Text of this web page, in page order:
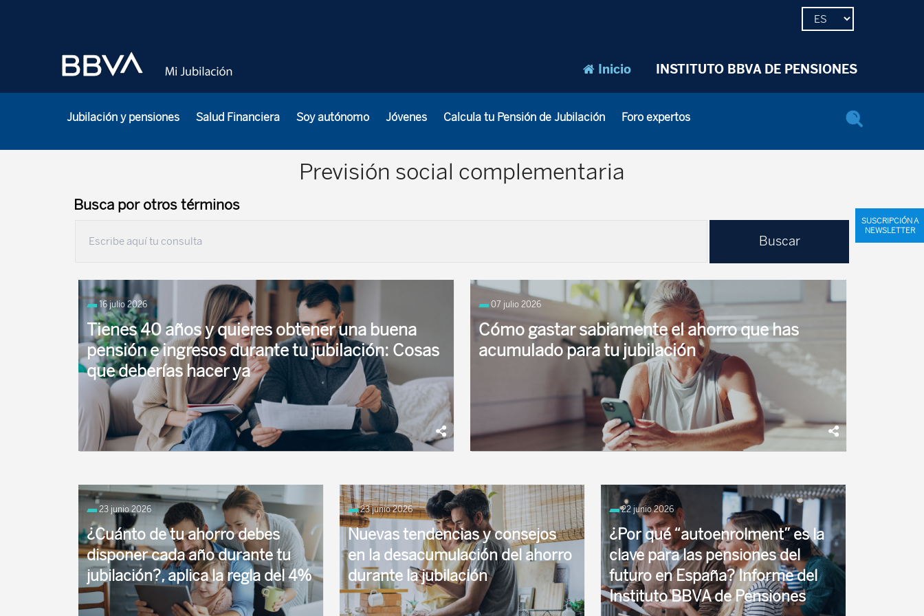
Inicio INSTITUTO BBVA DE PENSIONES
Jubilación y pensiones Salud Financiera Soy autónomo Jóvenes Calcula tu Pensión de Jubilación Foro expertos
Previsión social complementaria
Busca por otros términos
16 julio 2026
Tienes 40 años y quieres obtener una buena
pensión e ingresos durante tu jubilación: Cosas
que deberías hacer ya
Llegar a los 40 años suele ser un momento de balance. Miras atrás y ves el
camino recorrido y logros obtenidos, pero también empiezas ...
07 julio 2026
Cómo gastar sabiamente el ahorro que has
acumulado para tu jubilación
A diferencia de la acumulación, donde el objetivo es hacer crecer la riqueza
personal, la desacumulación se enfoca en retirar nuestros ahorros para
garantizar ...
23 junio 2026
¿Cuánto de tu ahorro debes
disponer cada año durante tu
jubilación?, aplica la regla del 4%
23 junio 2026
Nuevas tendencias y consejos
en la desacumulación del ahorro
durante la jubilación
22 junio 2026
¿Por qué “autoenrolment” es la
clave para las pensiones del
futuro en España? Informe del
Instituto BBVA de Pensiones
SUSCRIPCIÓN A
NEWSLETTER